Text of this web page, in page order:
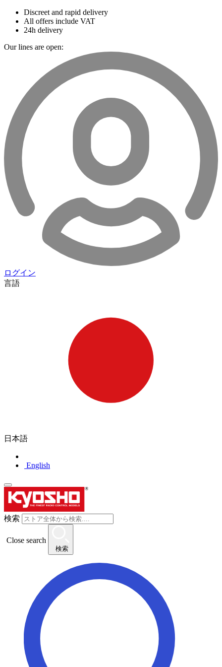
Discreet and rapid delivery
All offers include VAT
24h delivery
Our lines are open:
ログイン
言語
日本語
English
検索
Close search
検索